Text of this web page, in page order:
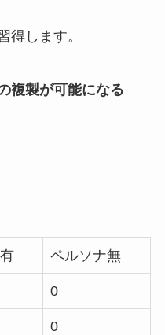
得します。
複製が可能になる
ペルソナ無
0
0